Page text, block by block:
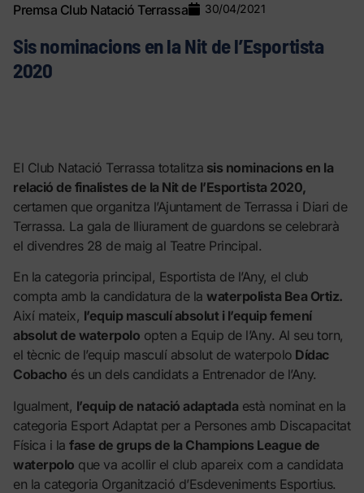
Premsa Club Natació Terrassa 30/04/2021
Sis nominacions en la Nit de l’Esportista
2020
El Club Natació Terrassa totalitza sis nominacions en la
relació de finalistes de la Nit de l’Esportista 2020,
certamen que organitza l’Ajuntament de Terrassa i Diari de
Terrassa. La gala de lliurament de guardons se celebrarà
el divendres 28 de maig al Teatre Principal.
En la categoria principal, Esportista de l’Any, el club
compta amb la candidatura de la waterpolista Bea Ortiz.
Així mateix, l’equip masculí absolut i l’equip femení
absolut de waterpolo opten a Equip de l’Any. Al seu torn,
el tècnic de l’equip masculí absolut de waterpolo Dídac
Cobacho és un dels candidats a Entrenador de l’Any.
Igualment, l’equip de natació adaptada està nominat en la
categoria Esport Adaptat per a Persones amb Discapacitat
Física i la fase de grups de la Champions League de
waterpolo que va acollir el club apareix com a candidata
en la categoria Organització d’Esdeveniments Esportius.